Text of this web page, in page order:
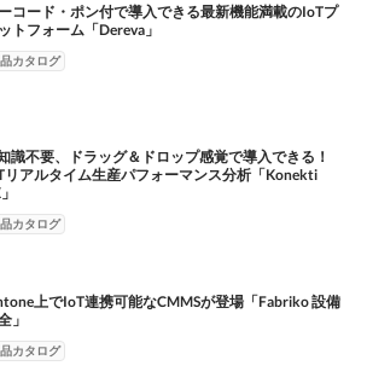
コード・ポン付で導入できる最新機能満載のIoTプ
トフォーム「Dereva」
カタログ
識不要、ドラッグ＆ドロップ感覚で導入できる！
リアルタイム生産パフォーマンス分析「Konekti
カタログ
上でIoT連携可能なCMMSが登場「Fabriko 設備
」
カタログ